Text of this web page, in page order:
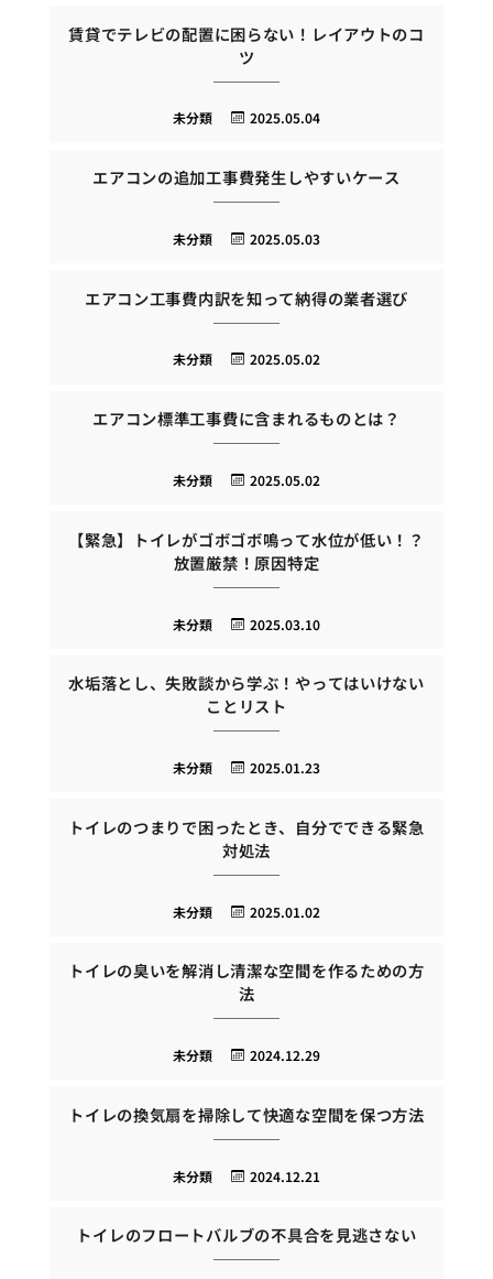
賃貸でテレビの配置に困らない！レイアウトのコ
ツ
2025.05.04
未分類
エアコンの追加工事費発生しやすいケース
2025.05.03
未分類
エアコン工事費内訳を知って納得の業者選び
2025.05.02
未分類
エアコン標準工事費に含まれるものとは？
2025.05.02
未分類
【緊急】トイレがゴボゴボ鳴って水位が低い！？
放置厳禁！原因特定
2025.03.10
未分類
水垢落とし、失敗談から学ぶ！やってはいけない
ことリスト
2025.01.23
未分類
トイレのつまりで困ったとき、自分でできる緊急
対処法
2025.01.02
未分類
トイレの臭いを解消し清潔な空間を作るための方
法
2024.12.29
未分類
トイレの換気扇を掃除して快適な空間を保つ方法
2024.12.21
未分類
トイレのフロートバルブの不具合を見逃さない